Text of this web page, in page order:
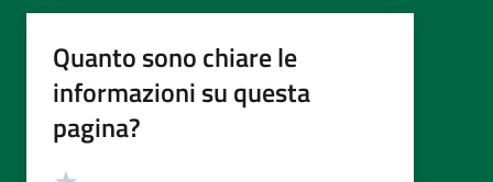
Quanto sono chiare le
informazioni su questa
pagina?
Valutazione